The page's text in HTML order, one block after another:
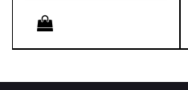
Quantità